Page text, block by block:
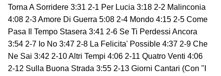
Torna A Sorridere 3:31 2-1 Per Lucia 3:18 2-2 Malinconia
4:08 2-3 Amore Di Guerra 5:08 2-4 Mondo 4:15 2-5 Come
Pasa Il Tempo Stasera 3:41 2-6 Se Ti Perdessi Ancora
3:54 2-7 Io No 3:47 2-8 La Felicita' Possible 4:37 2-9 Che
Ne Sai 3:42 2-10 Altri Tempi 4:06 2-11 Quatro Venti 4:06
2-12 Sulla Buona Strada 3:55 2-13 Giorni Cantari (Con "I